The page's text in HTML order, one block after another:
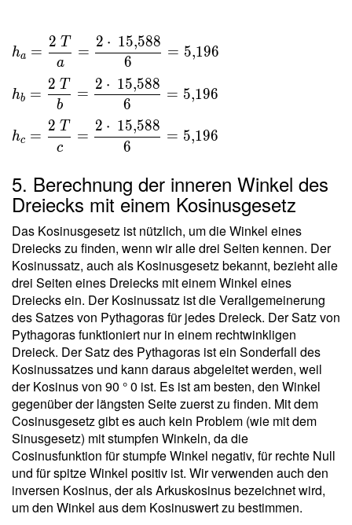
\\ \ \\
h _a =
\dfrac{
2 \ T }{
\dfrac{
2 \cdot
15{,}588
}{ 6 } =
5{,}196
\ \\ h
_b =
\dfrac{
2 \ T }{
b } =
\dfrac{
2 \cdot
\
15{,}588
}{ 6 } =
5{,}196
\ \\ h _c
=
\dfrac{
2 \ T }{
c } =
ha =
a
2 T
=
6
2 ⋅ 15,588
= 5,196
hb =
b
2 T
=
6
2 ⋅ 15,588
= 5,196
hc =
c
2 T
=
6
2 ⋅ 15,588
= 5,196
5. Berechnung der inneren Winkel des
Dreiecks mit einem Kosinusgesetz
Das Kosinusgesetz ist nützlich, um die Winkel eines
Dreiecks zu finden, wenn wir alle drei Seiten kennen. Der
Kosinussatz, auch als Kosinusgesetz bekannt, bezieht alle
drei Seiten eines Dreiecks mit einem Winkel eines
Dreiecks ein. Der Kosinussatz ist die Verallgemeinerung
des Satzes von Pythagoras für jedes Dreieck. Der Satz von
Pythagoras funktioniert nur in einem rechtwinkligen
Dreieck. Der Satz des Pythagoras ist ein Sonderfall des
Kosinussatzes und kann daraus abgeleitet werden, weil
der Kosinus von 90 ° 0 ist. Es ist am besten, den Winkel
gegenüber der längsten Seite zuerst zu finden. Mit dem
Cosinusgesetz gibt es auch kein Problem (wie mit dem
Sinusgesetz) mit stumpfen Winkeln, da die
Cosinusfunktion für stumpfe Winkel negativ, für rechte Null
und für spitze Winkel positiv ist. Wir verwenden auch den
inversen Kosinus, der als Arkuskosinus bezeichnet wird,
um den Winkel aus dem Kosinuswert zu bestimmen.